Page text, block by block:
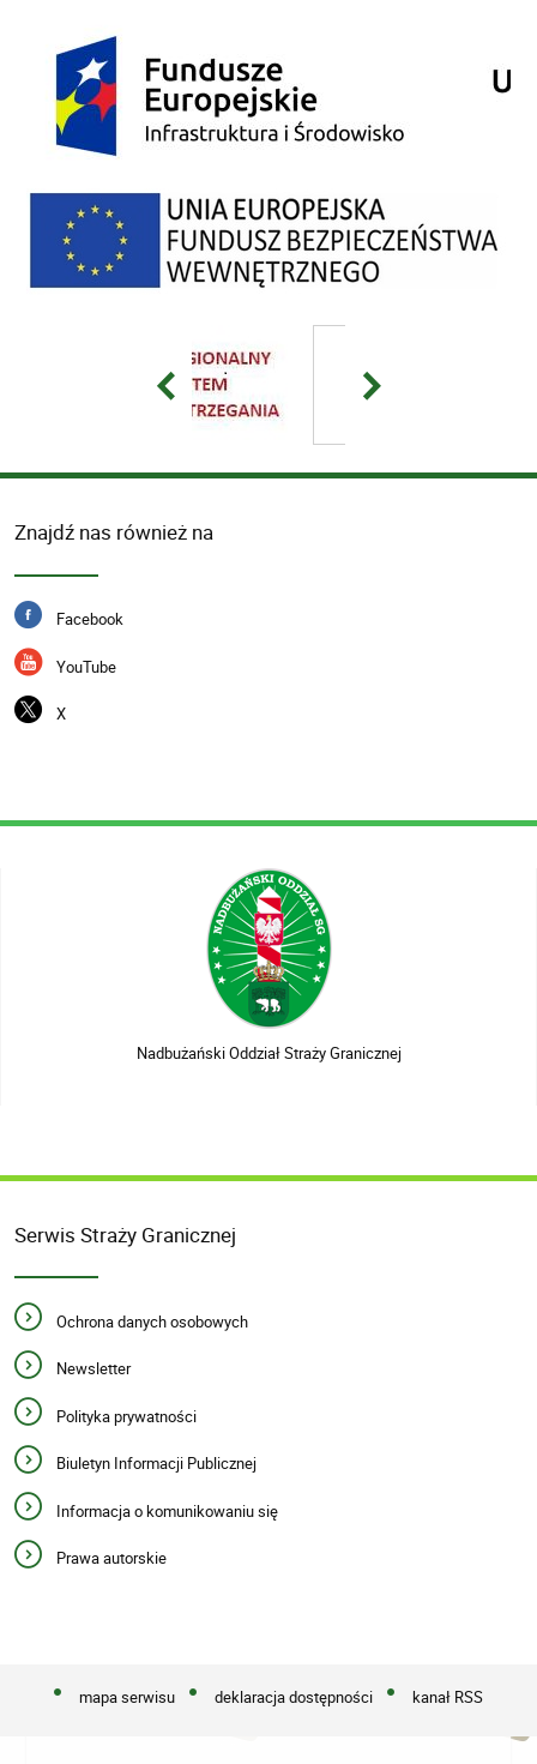
Znajdź nas również na
Facebook
YouTube
X
Nadbużański Oddział Straży Granicznej
Serwis Straży Granicznej
Ochrona danych osobowych
Newsletter
Polityka prywatności
Biuletyn Informacji Publicznej
Informacja o komunikowaniu się
Prawa autorskie
mapa serwisu deklaracja dostępności kanał RSS